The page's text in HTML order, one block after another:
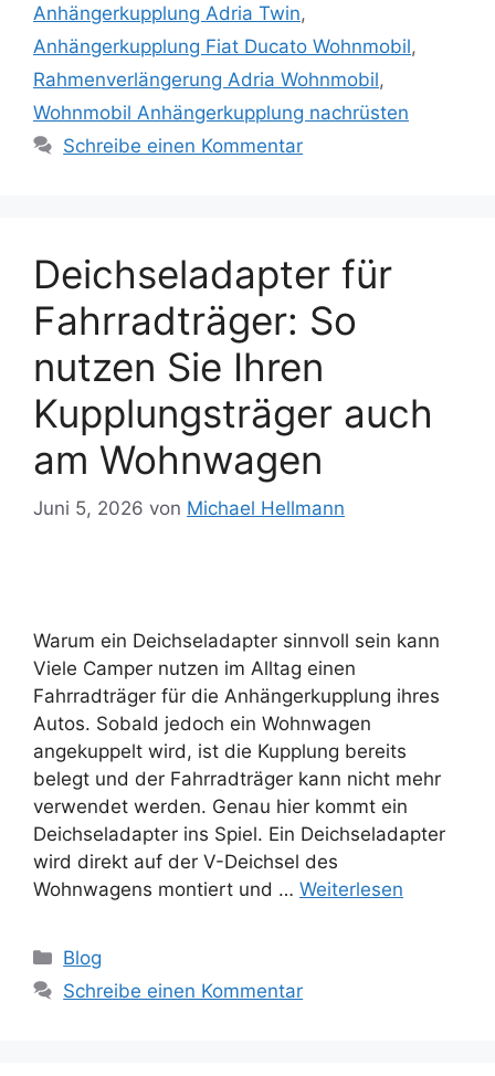
Anhängerkupplung Adria Twin,
Anhängerkupplung Fiat Ducato Wohnmobil,
Rahmenverlängerung Adria Wohnmobil,
Wohnmobil Anhängerkupplung nachrüsten
Schreibe einen Kommentar
Deichseladapter für
Fahrradträger: So
nutzen Sie Ihren
Kupplungsträger auch
am Wohnwagen
Juni 5, 2026 von Michael Hellmann
Warum ein Deichseladapter sinnvoll sein kann
Viele Camper nutzen im Alltag einen
Fahrradträger für die Anhängerkupplung ihres
Autos. Sobald jedoch ein Wohnwagen
angekuppelt wird, ist die Kupplung bereits
belegt und der Fahrradträger kann nicht mehr
verwendet werden. Genau hier kommt ein
Deichseladapter ins Spiel. Ein Deichseladapter
wird direkt auf der V-Deichsel des
Wohnwagens montiert und … Weiterlesen
Kategorien
Blog
Schreibe einen Kommentar